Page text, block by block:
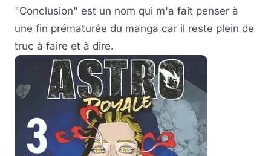
"Conclusion" est un nom qui m'a fait penser à
une fin prématurée du manga car il reste plein de
truc à faire et à dire.